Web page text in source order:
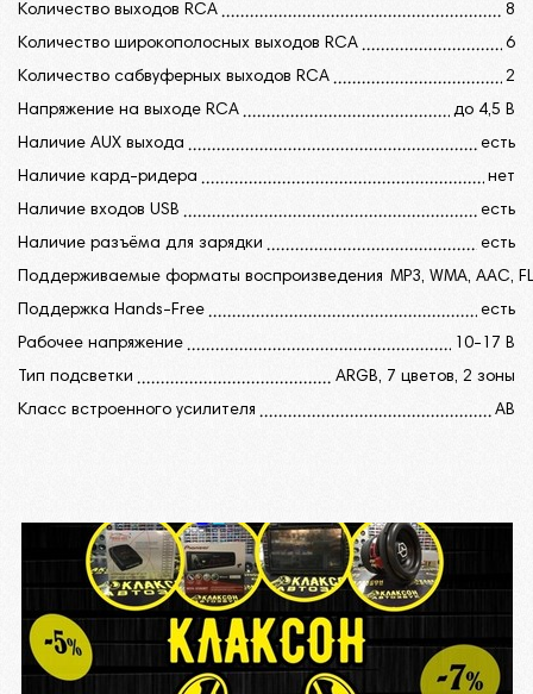
Количество выходов RCA 8
RCA 6
Количество сабвуферных выходов RCA 2
Напряжение на выходах RCA до 4,5
Диапазон частот широкополосных
каналов 20-20000
RCA 20-800
Класс встроенного усилителя AB
Соотношение сигнал/шум ≥ 80 дБ
КРОССОВЕР
ВРЕМЕННЫЕ ЗАДЕРЖКИ
Шаг регулировки временных задержек
0,1 мс
ПОДКЛЮЧЕНИЕ
Количество выходов RCA
8
Количество широкополосных выходов RCA
6
Количество сабвуферных выходов RCA
2
Напряжение на выходе RCA
до 4,5 В
Наличие AUX выхода
есть
Наличие кард-ридера
нет
Наличие входов USB
есть
Наличие разъёма для зарядки
есть
Поддерживаемые форматы воспроизведения MP3, WMA, AAC,
Поддержка Hands-Free
есть
Рабочее напряжение
10-17 В
Тип подсветки
ARGB, 7 цветов, 2 зоны
Класс встроенного усилителя
AB